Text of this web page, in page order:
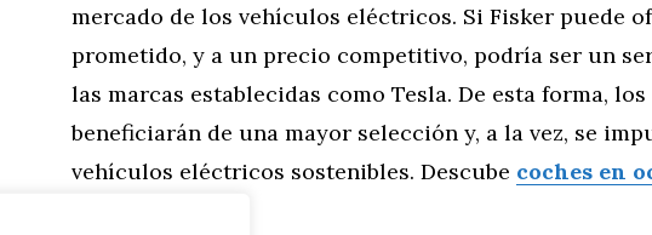
mercado de los vehículos eléctricos. Si Fisker puede
prometido, y a un precio competitivo, podría ser un
las marcas establecidas como Tesla. De esta forma,
beneficiarán de una mayor selección y, a la vez, se
vehículos eléctricos sostenibles. Descube coches en